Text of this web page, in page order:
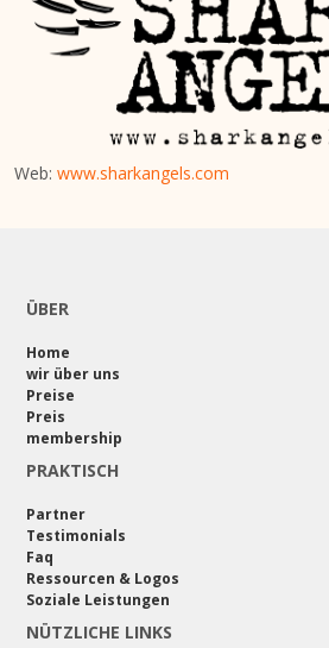
Web: www.sharkangels.com
ÜBER
Home
wir über uns
Preise
Preis
membership
PRAKTISCH
Partner
Testimonials
Faq
Ressourcen & Logos
Soziale Leistungen
NÜTZLICHE LINKS